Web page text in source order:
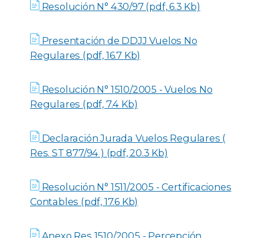
Resolución N° 430/97 (pdf, 6.3 Kb)
Presentación de DDJJ Vuelos No
Regulares (pdf, 16.7 Kb)
Resolución N° 1510/2005 - Vuelos No
Regulares (pdf, 7.4 Kb)
Declaración Jurada Vuelos Regulares (
Res. ST 877/94 ) (pdf, 20.3 Kb)
Resolución N° 1511/2005 - Certificaciones
Contables (pdf, 17.6 Kb)
Anexo Res 1510/2005 - Percepción,